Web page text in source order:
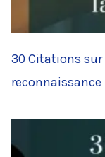
30 Citations
reconnaissance